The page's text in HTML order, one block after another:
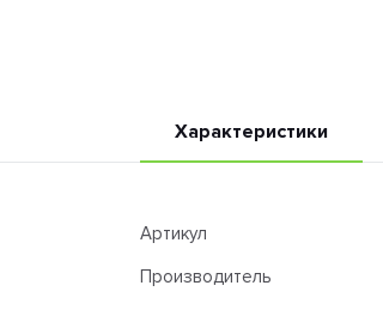
Характеристики
Артикул
Производитель